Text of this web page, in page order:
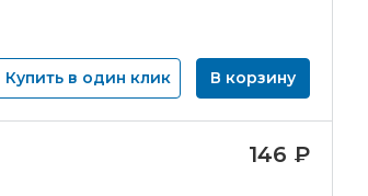
Купить в один клик В корзину
146 ₽